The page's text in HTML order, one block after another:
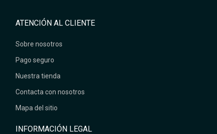
ATENCIÓN AL CLIENTE
Sobre nosotros
Pago seguro
Nuestra tienda
Contacta con nosotros
Mapa del sitio
INFORMACIÓN LEGAL